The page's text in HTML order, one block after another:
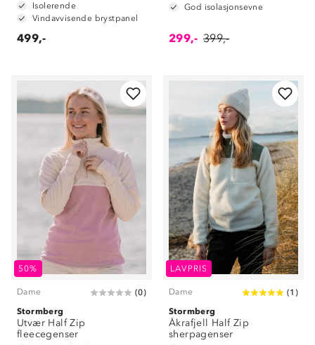
Isolerende
Vindavvisende brystpanel
499,-
God isolasjonsevne
299,- 399,-
50%
Dame (0)
Stormberg
Utvær Half Zip
fleecegenser
LAVPRIS
Dame (1 )
Stormberg
Åkrafjell Half Zip
sherpagenser